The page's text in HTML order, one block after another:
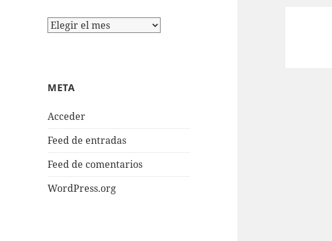
Archivo
META
Acceder
Feed de entradas
Feed de comentarios
WordPress.org